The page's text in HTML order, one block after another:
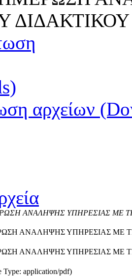
ΔΙΔΑΚΤΙΚΟΥ
αρχείων
ΑΝΑΛΗΨΗΣ ΥΠΗΡΕΣΙΑΣ ΜΕ ΤΗ
ΑΝΑΛΗΨΗΣ ΥΠΗΡΕΣΙΑΣ ΜΕ
ΑΝΑΛΗΨΗΣ ΥΠΗΡΕΣΙΑΣ ΜΕ ΤΗ
Type: application/pdf)